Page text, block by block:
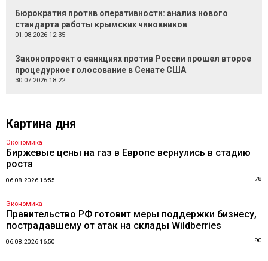
Бюрократия против оперативности: анализ нового
стандарта работы крымских чиновников
01.08.2026 12:35
Законопроект о санкциях против России прошел второе
процедурное голосование в Сенате США
30.07.2026 18:22
Картина дня
Экономика
Биржевые цены на газ в Европе вернулись в стадию
роста
06.08.2026 16:55 78
Экономика
Правительство РФ готовит меры поддержки бизнесу,
пострадавшему от атак на склады Wildberries
06.08.2026 16:50 90